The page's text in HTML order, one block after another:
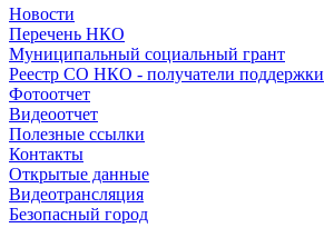
Новости
Перечень НКО
Муниципальный социальный грант
Реестр СО НКО - получатели поддержки
Фотоотчет
Видеоотчет
Полезные ссылки
Контакты
Открытые данные
Видеотрансляция
Безопасный город